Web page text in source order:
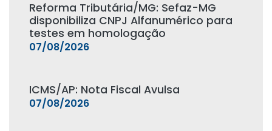
Reforma Tributária/MG: Sefaz-MG
disponibiliza CNPJ Alfanumérico para
testes em homologação
07/08/2026
ICMS/AP: Nota Fiscal Avulsa
07/08/2026